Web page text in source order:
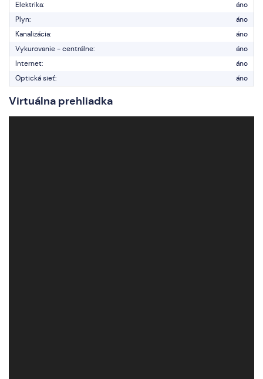
Elektrika:
áno
Plyn:
áno
Kanalizácia:
áno
Vykurovanie - centrálne:
áno
Internet:
áno
Optická sieť:
áno
Virtuálna prehliadka